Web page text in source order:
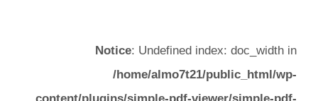
Notice: Undefined index: doc_width in
/home/almo7t21/public_html/wp-